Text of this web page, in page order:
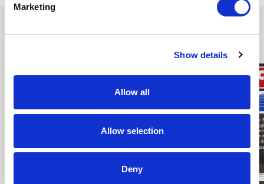
Marketing
Show details
Allow all
Allow selection
Deny
Continuer à lire